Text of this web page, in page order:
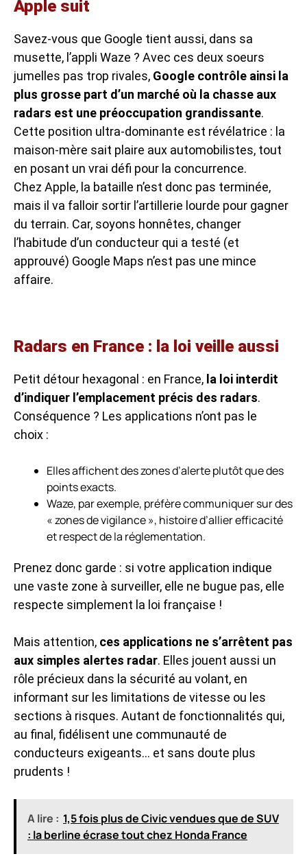
Apple suit
Savez-vous que Google tient aussi, dans sa
musette, l’appli Waze ? Avec ces deux soeurs
jumelles pas trop rivales, Google contrôle ainsi la
plus grosse part d’un marché où la chasse aux
radars est une préoccupation grandissante.
Cette position ultra-dominante est révélatrice : la
maison-mère sait plaire aux automobilistes, tout
en posant un vrai défi pour la concurrence.
Chez Apple, la bataille n’est donc pas terminée,
mais il va falloir sortir l’artillerie lourde pour gagner
du terrain. Car, soyons honnêtes, changer
l’habitude d’un conducteur qui a testé (et
approuvé) Google Maps n’est pas une mince
affaire.
Radars en France : la loi veille aussi
Petit détour hexagonal : en France, la loi interdit
d’indiquer l’emplacement précis des radars.
Conséquence ? Les applications n’ont pas le
choix :
Elles affichent deszones d’alerteplutôt que des
points exacts.
Waze, par exemple, préfère communiquer sur des
« zones de vigilance », histoire d’allier efficacité
et respect de la réglementation.
Prenez donc garde : si votre application indique
une vaste zone à surveiller, elle ne bugue pas, elle
respecte simplement la loi française !
Mais attention, ces applications ne s’arrêtent pas
aux simples alertes radar. Elles jouent aussi un
rôle précieux dans la sécurité au volant, en
informant sur les limitations de vitesse ou les
sections à risques. Autant de fonctionnalités qui,
au final, fidélisent une communauté de
conducteurs exigeants… et sans doute plus
prudents !
A lire : 1,5 fois plus de Civic vendues que de SUV
: la berline écrase tout chez Honda France